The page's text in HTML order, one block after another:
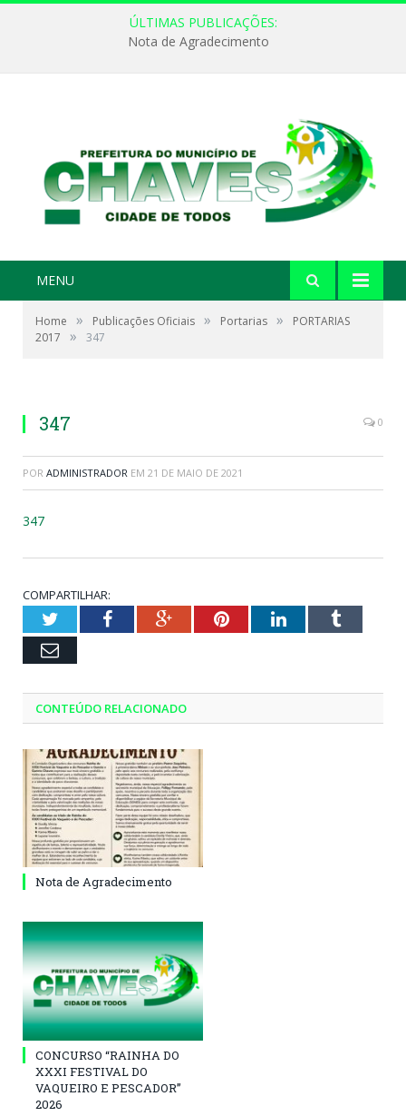
ÚLTIMAS PUBLICAÇÕES:
Nota de Agradecimento
MENU
Home » Publicações Oficiais » Portarias »
PORTARIAS
2017
» 347
347 0
POR ADMINISTRADOR EM 21 DE MAIO DE 2021
347
COMPARTILHAR:
TwitterFacebookGoogle+PinterestLinkedInTumblr
Email
CONTEÚDO RELACIONADO
Nota de Agradecimento
CONCURSO “RAINHA DO
XXXI FESTIVAL DO
VAQUEIRO E PESCADOR”
2026